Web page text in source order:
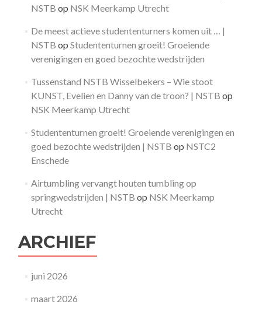
NSTB op NSK Meerkamp Utrecht
De meest actieve studententurners komen uit … |
NSTB op Studententurnen groeit! Groeiende
verenigingen en goed bezochte wedstrijden
Tussenstand NSTB Wisselbekers – Wie stoot
KUNST, Evelien en Danny van de troon? | NSTB op
NSK Meerkamp Utrecht
Studententurnen groeit! Groeiende verenigingen en
goed bezochte wedstrijden | NSTB op NSTC2
Enschede
Airtumbling vervangt houten tumbling op
springwedstrijden | NSTB op NSK Meerkamp
Utrecht
ARCHIEF
juni 2026
maart 2026